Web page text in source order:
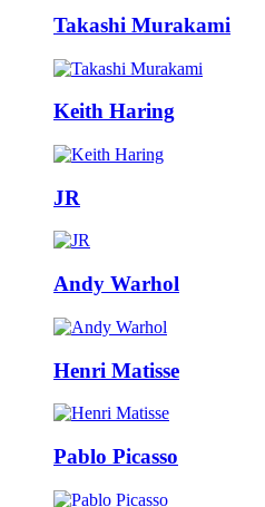
Takashi Murakami
Keith Haring
JR
Andy Warhol
Henri Matisse
Pablo Picasso